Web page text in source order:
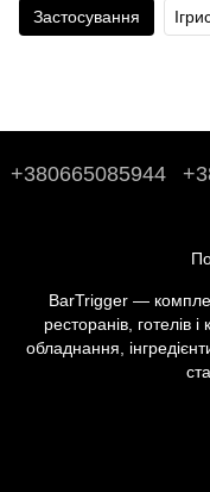
Застосування
+380665085944
BarTrigger —
ресторанів, готелів
обладнання,